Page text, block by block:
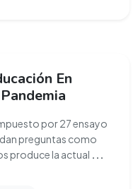
En
por 27 ensayo
preguntas como
produce la actual ...